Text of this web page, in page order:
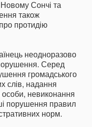
Сончі та
також
протидію
неодноразово
Серед
громадського
слів, надання
невиконання
порушення правил
норм.